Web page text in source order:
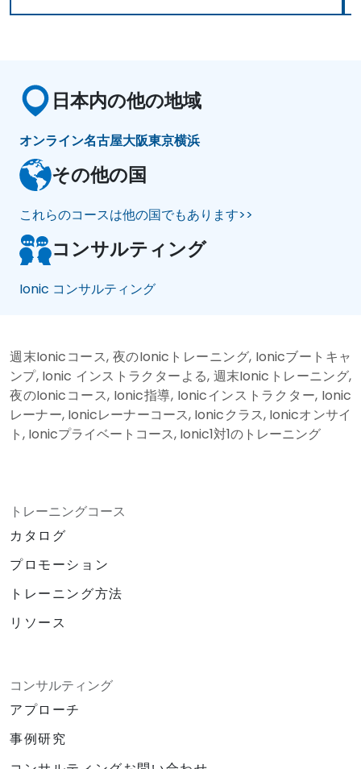
日本内の他の地域
オンライン名古屋大阪東京横浜
その他の国
これらのコースは他の国でもあります>>
コンサルティング
Ionic コンサルティング
週末Ionicコース, 夜のIonicトレーニング, Ionicブートキャ
ンプ, Ionic インストラクターよる, 週末Ionicトレーニング,
夜のIonicコース, Ionic指導, Ionicインストラクター, Ionic
レーナー, Ionicレーナーコース, Ionicクラス, Ionicオンサイ
ト, Ionicプライベートコース, Ionic1対1のトレーニング
トレーニングコース
カタログ
プロモーション
トレーニング方法
リソース
コンサルティング
アプローチ
事例研究